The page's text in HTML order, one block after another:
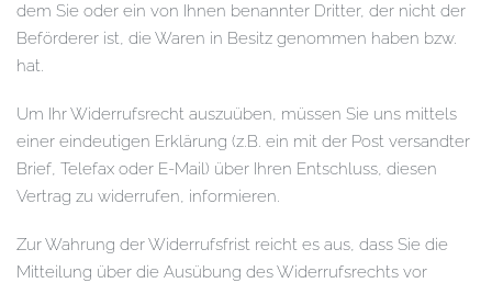
dem Sie oder ein von Ihnen benannter Dritter, der nicht der
Beförderer ist, die Waren in Besitz genommen haben bzw.
hat.
Um Ihr Widerrufsrecht auszuüben, müssen Sie uns mittels
einer eindeutigen Erklärung (z.B. ein mit der Post versandter
Brief, Telefax oder E-Mail) über Ihren Entschluss, diesen
Vertrag zu widerrufen, informieren.
Zur Wahrung der Widerrufsfrist reicht es aus, dass Sie die
Mitteilung über die Ausübung des Widerrufsrechts vor